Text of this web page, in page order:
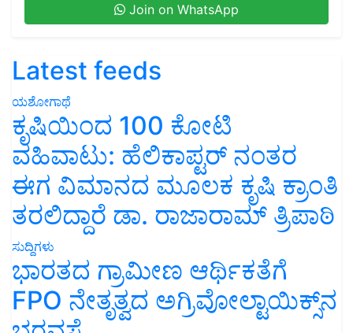
Join on WhatsApp
Latest feeds
ಯಶೋಗಾಥೆ
ಕೃಷಿಯಿಂದ 100 ಕೋಟಿ
ವಹಿವಾಟು: ಹೆಲಿಕಾಪ್ಟರ್ ನಂತರ
ಈಗ ವಿಮಾನದ ಮೂಲಕ ಕೃಷಿ ಕ್ರಾಂತಿ
ತರಲಿದ್ದಾರೆ ಡಾ. ರಾಜಾರಾಮ್ ತ್ರಿಪಾಠಿ
ಸುದ್ದಿಗಳು
ಭಾರತದ ಗ್ರಾಮೀಣ ಆರ್ಥಿಕತೆಗೆ
FPO ನೇತೃತ್ವದ ಅಗ್ರಿವೋಲ್ಟಾಯಿಕ್ಸ್‌ನ